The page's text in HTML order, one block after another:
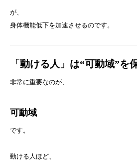
が、
身体機能低下を加速させるのです。
「動ける人」は“可動域”を
非常に重要なのが、
可動域
です。
動ける人ほど、